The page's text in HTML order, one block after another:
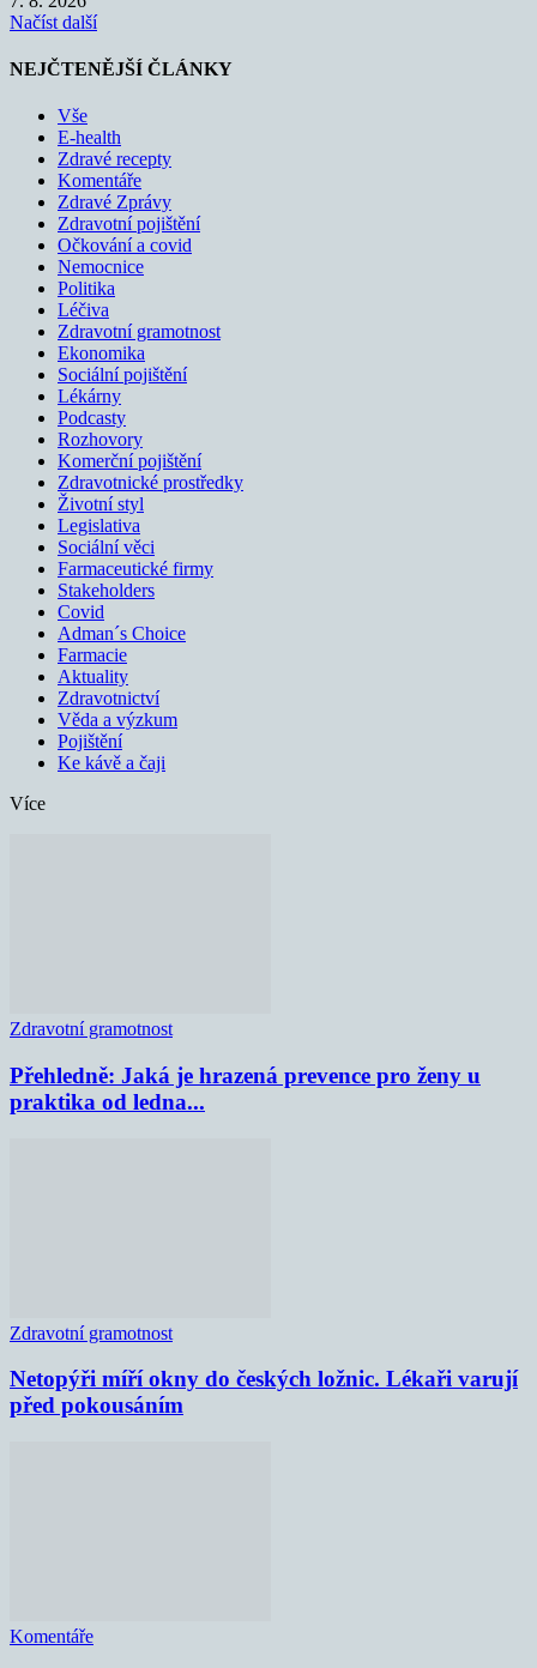
Načíst další
NEJČTENĚJŠÍ ČLÁNKY
Vše
E-health
Zdravé recepty
Komentáře
Zdravé Zprávy
Zdravotní pojištění
Očkování a covid
Nemocnice
Politika
Léčiva
Zdravotní gramotnost
Ekonomika
Sociální pojištění
Lékárny
Podcasty
Rozhovory
Komerční pojištění
Zdravotnické prostředky
Životní styl
Legislativa
Sociální věci
Farmaceutické firmy
Stakeholders
Covid
Adman´s Choice
Farmacie
Aktuality
Zdravotnictví
Věda a výzkum
Pojištění
Ke kávě a čaji
Více
Zdravotní gramotnost
Přehledně: Jaká je hrazená prevence pro ženy u
praktika od ledna...
Zdravotní gramotnost
Netopýři míří okny do českých ložnic. Lékaři varují
před pokousáním
Komentáře